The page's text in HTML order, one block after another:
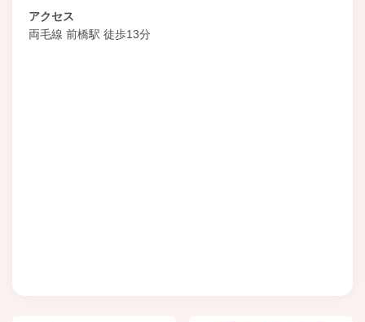
アクセス
両毛線 前橋駅 徒歩13分